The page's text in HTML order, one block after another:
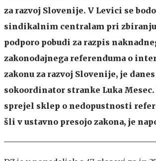
za razvoj Slovenije. V Levici se
sindikalnim centralam pri
podporo pobudi za razpis
zakonodajnega referenduma o
zakonu za razvoj Slovenije, je
sokoordinator stranke Luka Mesec.
sprejel sklep o nedopustnosti
šli v ustavno presojo zakona, je